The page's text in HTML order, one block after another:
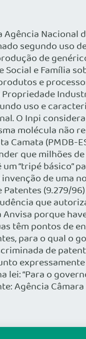
Nacional
segundo
de
e Família
e
uso e
O Inpi
molécula não
Camata (PMDB-
que milhões
“tripé básico”
de uma
(9.279/
que
porque
têm pontos de
para o qual o
de
lei: “Para o
Agência Câmara